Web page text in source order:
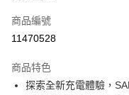
信用卡一次付款
信用卡分期付款
合作金庫商業銀行
華南商業銀行
超商取貨付款
商品編號
11470528
商品特色
探索全新充電體驗，